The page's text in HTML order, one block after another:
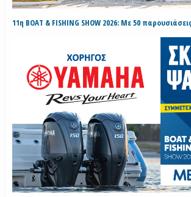
11η BOAT & FISHING SHOW 2026: Με 50